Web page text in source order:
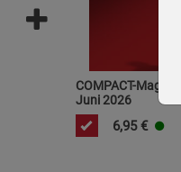
COMPACT-
Juni 2026
6,95 €